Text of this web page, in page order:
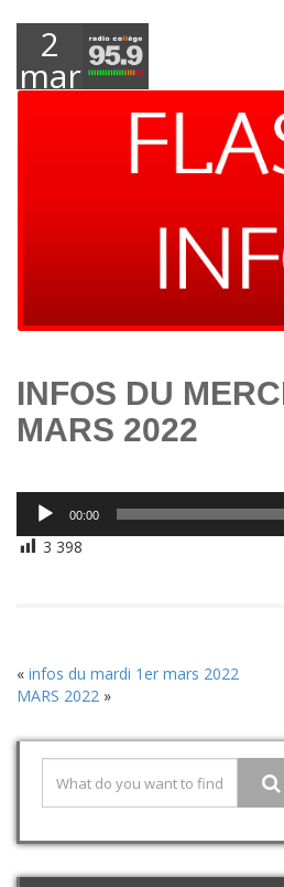
2
mars
INFOS DU
MARS 2022
Lecteur
audio
00:00
3 398
« infos du mardi 1er mars 2022
MARS 2022 »